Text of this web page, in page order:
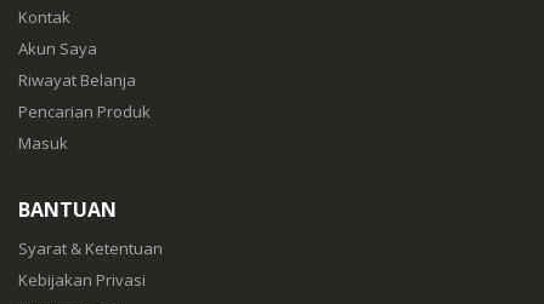
Kontak
Akun Saya
Riwayat Belanja
Pencarian Produk
Masuk
BANTUAN
Syarat & Ketentuan
Kebijakan Privasi